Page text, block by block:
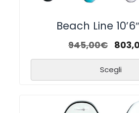
Beach Line
945,00€
Scegli